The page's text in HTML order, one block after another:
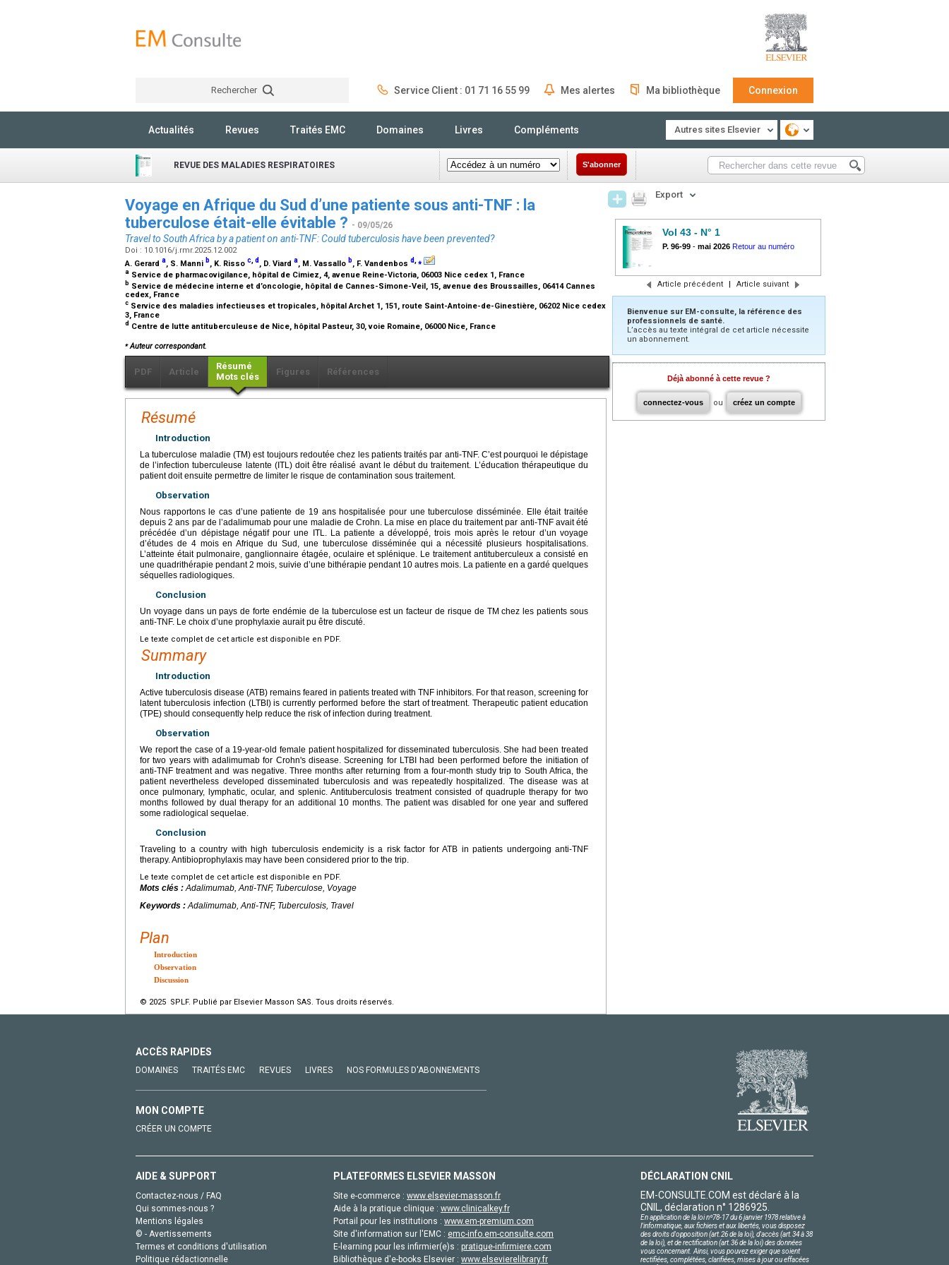
Rechercher Service Client : 01 71 16 55 99 Mes alertes Ma bibliothèque Connexion
Actualités Revues Traités EMC Domaines Livres Compléments Autres sites Elsevier
REVUE DES MALADIES RESPIRATOIRES S'abonner
Voyage en Afrique du Sud d’une patiente sous anti-TNF : la
tuberculose était-elle évitable ? - 09/05/26
Travel to South Africa by a patient on anti-TNF: Could tuberculosis have been prevented?
Doi : 10.1016/j.rmr.2025.12.002
A. Gerard a, S. Manni b, K. Risso c,d , D. Viard a, M. Vassallo b, F. Vandenbos d,⁎
a Service de pharmacovigilance, hôpital de Cimiez, 4, avenue Reine-Victoria, 06003 Nice cedex 1, France
b Service de médecine interne et d’oncologie, hôpital de Cannes-Simone-Veil, 15, avenue des Broussailles, 06414 Cannes
cedex, France
c Service des maladies infectieuses et tropicales, hôpital Archet 1, 151, route Saint-Antoine-de-Ginestière, 06202 Nice cedex
3, France
d Centre de lutte antituberculeuse de Nice, hôpital Pasteur, 30, voie Romaine, 06000 Nice, France
⁎Auteur correspondant.
PDF Article
Résumé
Mots clés
Figures Références
Résumé
Introduction
La tuberculose maladie (TM) est toujours redoutée chez les patients traités par anti-TNF. C’est pourquoi le dépistage
de l’infection tuberculeuse latente (ITL) doit être réalisé avant le début du traitement. L’éducation thérapeutique du
patient doit ensuite permettre de limiter le risque de contamination sous traitement.
Observation
Nous rapportons le cas d’une patiente de 19 ans hospitalisée pour une tuberculose disséminée. Elle était traitée
depuis 2 ans par de l’adalimumab pour une maladie de Crohn. La mise en place du traitement par anti-TNF avait été
précédée d’un dépistage négatif pour une ITL. La patiente a développé, trois mois après le retour d’un voyage
d’études de 4 mois en Afrique du Sud, une tuberculose disséminée qui a nécessité plusieurs hospitalisations.
L’atteinte était pulmonaire, ganglionnaire étagée, oculaire et splénique. Le traitement antituberculeux a consisté en
une quadrithérapie pendant 2 mois, suivie d’une bithérapie pendant 10 autres mois. La patiente en a gardé quelques
séquelles radiologiques.
Conclusion
Un voyage dans un pays de forte endémie de la tuberculose est un facteur de risque de TM chez les patients sous
anti-TNF. Le choix d’une prophylaxie aurait pu être discuté.
Le texte complet de cet article est disponible en PDF.
Summary
Introduction
Active tuberculosis disease (ATB) remains feared in patients treated with TNF inhibitors. For that reason, screening for
latent tuberculosis infection (LTBI) is currently performed before the start of treatment. Therapeutic patient education
(TPE) should consequently help reduce the risk of infection during treatment.
Observation
We report the case of a 19-year-old female patient hospitalized for disseminated tuberculosis. She had been treated
for two years with adalimumab for Crohn's disease. Screening for LTBI had been performed before the initiation of
anti-TNF treatment and was negative. Three months after returning from a four-month study trip to South Africa, the
patient nevertheless developed disseminated tuberculosis and was repeatedly hospitalized. The disease was at
once pulmonary, lymphatic, ocular, and splenic. Antituberculosis treatment consisted of quadruple therapy for two
months followed by dual therapy for an additional 10 months. The patient was disabled for one year and suffered
some radiological sequelae.
Conclusion
Traveling to a country with high tuberculosis endemicity is a risk factor for ATB in patients undergoing anti-TNF
therapy. Antibioprophylaxis may have been considered prior to the trip.
Le texte complet de cet article est disponible en PDF.
Mots clés :Adalimumab, Anti-TNF, Tuberculose, Voyage
Keywords :Adalimumab, Anti-TNF, Tuberculosis, Travel
Plan
Introduction
Observation
Discussion
© 2025 SPLF. Publié par Elsevier Masson SAS. Tous droits réservés.
Export
Vol 43 - N° 1
P. 96-99 - mai 2026 Retour au numéro
Article précédent | Article suivant
Bienvenue sur EM-consulte, la référence des
professionnels de santé.
L’accès au texte intégral de cet article nécessite
un abonnement.
Déjà abonné à cette revue ?
connectez-vous ou créez un compte
ACCÈS RAPIDES
DOMAINES TRAITÉS EMC REVUES LIVRES NOS FORMULES D'ABONNEMENTS
MON COMPTE
CRÉER UN COMPTE
AIDE & SUPPORT
Contactez-nous / FAQ
Qui sommes-nous ?
Mentions légales
© - Avertissements
Termes et conditions d'utilisation
Politique rédactionnelle
PLATEFORMES ELSEVIER MASSON
Site e-commerce : www.elsevier-masson.fr
Aide à la pratique clinique : www.clinicalkey.fr
Portail pour les institutions : www.em-premium.com
Site d'information sur l'EMC : emc-info.em-consulte.com
E-learning pour les infirmier(e)s : pratique-infirmiere.com
Bibliothèque d'e-books Elsevier : www.elsevierelibrary.fr
DÉCLARATION CNIL
EM-CONSULTE.COM est déclaré à la
CNIL, déclaration n° 1286925.
En application de la loi nº78-17 du 6 janvier 1978 relative à
l'informatique, aux fichiers et aux libertés, vous disposez
des droits d'opposition (art.26 de la loi), d'accès (art.34 à 38
de la loi), et de rectification (art.36 de la loi) des données
vous concernant. Ainsi, vous pouvez exiger que soient
rectifiées, complétées, clarifiées, mises à jour ou effacées